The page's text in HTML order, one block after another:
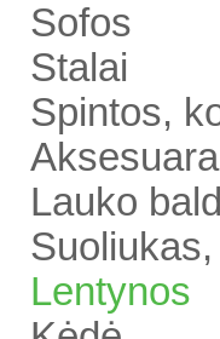
Sofos
Stalai
Spintos,
Lauko
Suoliukas,
Lentynos